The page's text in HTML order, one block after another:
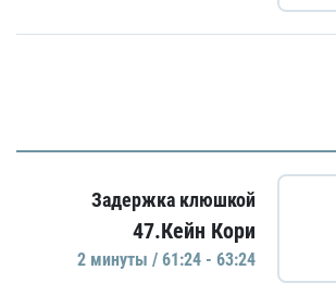
Задержка клюшкой
47.Кейн Кори
2 минуты / 61:24 - 63:24